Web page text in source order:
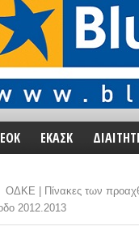
ΕΟΚ ΕΚΑΣΚ
ΟΔΚΕ | Πίνακες των
2012.2013